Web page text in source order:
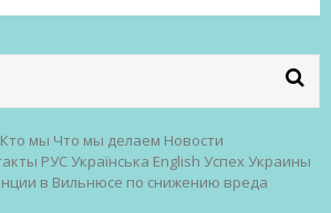
Кто мы Что мы делаем Новости
РУС Українська English Успех Украины
в Вильнюсе по снижению вреда